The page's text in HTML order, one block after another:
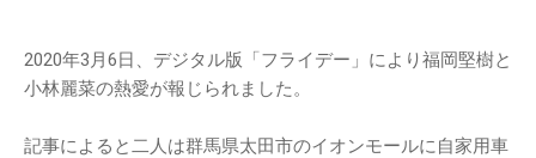
2020年3月6日、デジタル版「フライデー」により福岡堅樹と
小林麗菜の熱愛が報じられました。
記事によると二人は群馬県太田市のイオンモールに自家用車